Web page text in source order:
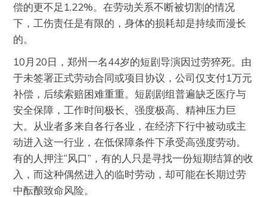
偿的更不足1.22%。在劳动关系不断被切割的情况
下，工伤责任是有限的，身体的损耗却是持续而漫长
的。
10月20日，郑州一名44岁的短剧导演因过劳猝死。由
于未签署正式劳动合同或项目协议，公司仅支付1万元
补偿，后续索赔困难重重。短剧剧组普遍缺乏医疗与
安全保障，工作时间极长、强度极高、精神压力巨
大。从业者多来自各行各业，在经济下行中被动或主
动进入这一行业，在低保障条件下承受高强度劳动。
有的人押注“风口”，有的人只是寻找一份短期结算的收
入，而这种偶然进入的临时劳动，却可能在长期过劳
中酝酿致命风险。